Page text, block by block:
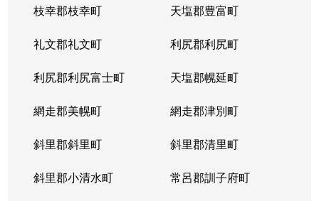
枝幸郡枝幸町 天塩郡豊富町
礼文郡礼文町 利尻郡利尻町
利尻郡利尻富士町 天塩郡幌延町
網走郡美幌町 網走郡津別町
斜里郡斜里町 斜里郡清里町
斜里郡小清水町 常呂郡訓子府町